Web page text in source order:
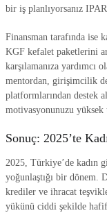
bir iş planlıyorsanız
Finansman tarafında ise
KGF kefalet paketlerini
karşılamanıza
mentordan, girişimcilik
platformlarından destek
motivasyonunuzu yüksek
Sonuç: 2025’te
2025, Türkiye’de kadın
yoğunlaştığı bir dönem.
krediler ve ihracat
yükünü ciddi şekilde